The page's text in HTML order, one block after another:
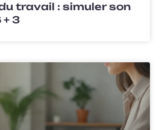
travail : simuler son
3